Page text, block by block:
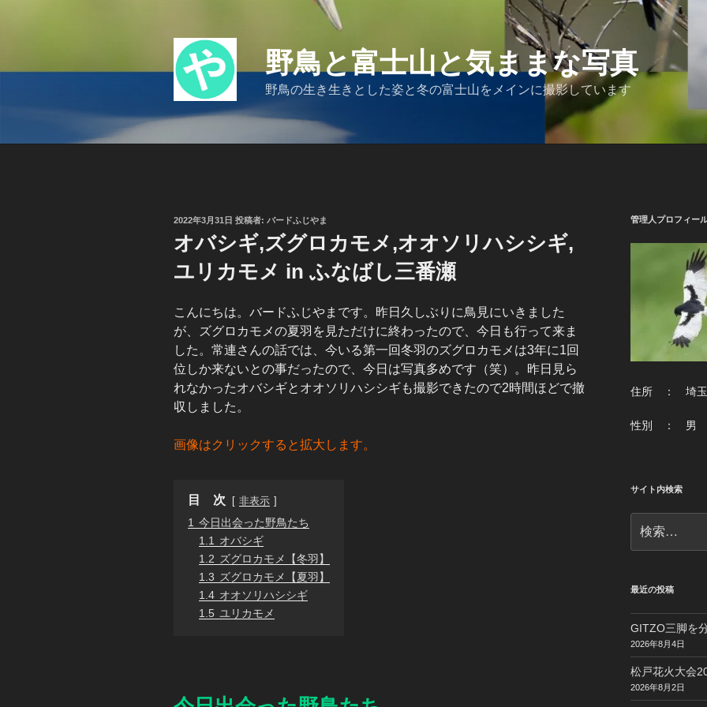
キ
野鳥と富士山と気ままな写真
野鳥の生き生きとした姿と冬の富士山をメインに撮影しています
投
日:
2022年3月31日 投稿者: バードふじやま
オバシギ,ズグロカモメ,オオソリハシシギ,
ユリカモメ in ふなばし三番瀬
こんにちは。バードふじやまです。昨日久しぶりに鳥見にいきました
が、ズグロカモメの夏羽を見ただけに終わったので、今日も行って来ま
した。常連さんの話では、今いる第一回冬羽のズグロカモメは3年に1回
位しか来ないとの事だったので、今日は写真多めです（笑）。昨日見ら
れなかったオバシギとオオソリハシシギも撮影できたので2時間ほどで撤
収しました。
画像はクリックすると拡大します。
目 次 非表示
1 今日出会った野鳥たち
1.1 オバシギ
1.2 ズグロカモメ【冬羽】
1.3 ズグロカモメ【夏羽】
1.4 オオソリハシシギ
1.5 ユリカモメ
管理人プロフィー
住所 ： 埼
性別 ： 男
サイト内検索
索:
最近の投稿
GITZO三脚を
2026年8月4日
松戸花火大会
2026年8月2日